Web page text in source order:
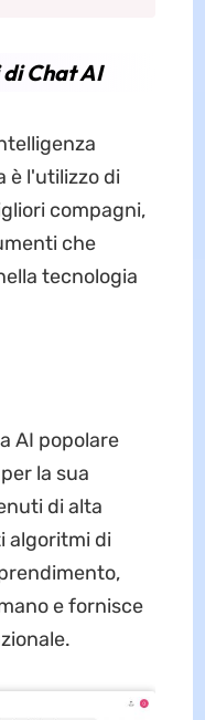
Chat AI
è l'utilizzo di
compagni,
che
tecnologia
AI popolare
la sua
di alta
algoritmi di
e fornisce